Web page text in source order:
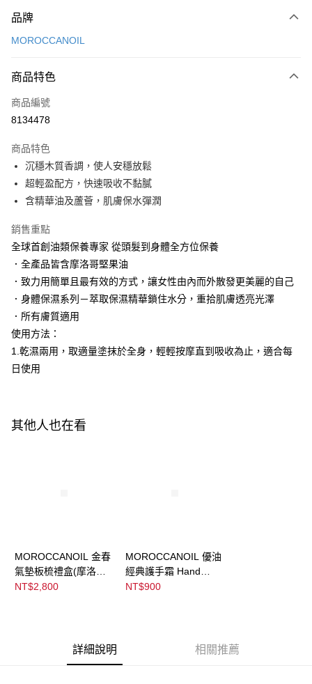
信用卡一次付款
Apple Pay
街口支付
Google Pay
AFTEE先享後付
相關說明
AFTEE先享後付是「在收到商品之後才付款」的支付方式。 讓您購物簡單
１．簡單：不需註冊會員、不需綁卡、不需儲值。
２．便利：只要手機號碼，簡訊認證，即可結帳。
３．安心：先確認商品／服務後，再付款。
【「AFTEE先享後付」結帳流程】
１．於結帳方式選擇「AFTEE先享後付」後，將跳轉至「AFTEE先享後付」
２．訂單成立數日內，您將收到繳費通知簡訊。
３．收到繳費通知簡訊後14天內，點擊此簡訊中的連結，可透過四大超商／
ATM／網路銀行／等多元方式進行付款，方視為交易完成。
※ 請注意：結帳手續完成當下不需立刻繳費，但若您需要取消訂單，請聯絡
是否繳費成功／繳費後需取消欲退款等相關疑問，請聯繫「AFTEE先享後付
「AFTEE先享後付」，若未經同意申辦者引起之損失，本公司不負相關責
任。
４．使用「AFTEE先享後付」時，將依據個別帳號之用戶狀況，依本公司即
時審查核予不同之上限額度；若仍有額度不足之情形，本公司將視審查結果
運送方式
付款後全家取貨
付款後萊爾富取貨
每筆NT$100，滿NT$3,000(含以上)免運費
付款後7-11取貨
每筆NT$100，滿NT$3,000(含以上)免運費
宅配-離島
品牌
MOROCCANOIL
商品特色
商品編號
8134478
商品特色
沉穩木質香調，使人安穩放鬆
超輕盈配方，快速吸收不黏膩
含精華油及蘆薈，肌膚保水彈潤
銷售重點
全球首創油類保養專家 從頭髮到身體全方位保養
．全產品皆含摩洛哥堅果油
．致力用簡單且最有效的方式，讓女性由內而外散發更美麗的自己
．身體保濕系列－萃取保濕精華鎖住水分，重拾肌膚透亮光澤
．所有膚質適用
使用方法：
1.乾濕兩用，取適量塗抹於全身，輕輕按摩直到吸收為止，適合每
日使用
其他人也在看
MOROCCANOIL 金春
氣墊板梳禮盒(摩洛哥
優油100ML+優油迷你
NT$2,800
MOROCCANOIL 優油
經典護手霜 Hand
Cream Fragrance
NT$900
詳細說明 相關推薦